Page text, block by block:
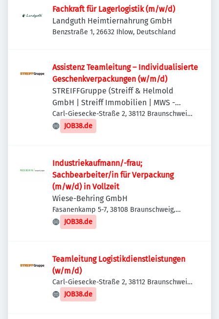
Fachkraft für Lagerlogistik (m/w/d)
Landguth Heimtiernahrung GmbH
Benzstraße 1, 26632 Ihlow, Deutschland
Assistenz Teamleitung – Individualisierte
Geschenkverpackungen (w/m/d)
STREIFFGruppe (Streiff & Helmold
GmbH | Streiff Immobilien | MWS -
Mechanische Werkstatt Streiff GmbH &
Co. KG)
Carl-Giesecke-Straße 2, 38112 Braunschweig,
Deutschland
JOB38.de
Industriekaufmann/-frau;
Sachbearbeiter/in für Verpackung
(m/w/d) in Vollzeit
Wiese-Behring GmbH
Fasanenkamp 5-7, 38108 Braunschweig,
Deutschland
JOB38.de
Teamleitung Logistikdienstleistungen
(w/m/d)
Carl-Giesecke-Straße 2, 38112 Braunschweig,
Deutschland
JOB38.de